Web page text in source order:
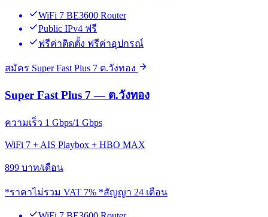
WiFi 7 BE3600 Router
Public IPv4 ฟรี
ฟรีค่าติดตั้ง ฟรีค่าอุปกรณ์
สมัคร Super Fast Plus 7 ต.วังทอง
Super Fast Plus 7 — ต.วังทอง
ความเร็ว 1 Gbps/1 Gbps
WiFi 7 + AIS Playbox + HBO MAX
899 บาท/เดือน
*ราคาไม่รวม VAT 7% *สัญญา 24 เดือน